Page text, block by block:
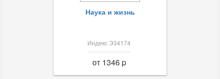
Наука и жизнь
Индекс Э34174
от 1346 p